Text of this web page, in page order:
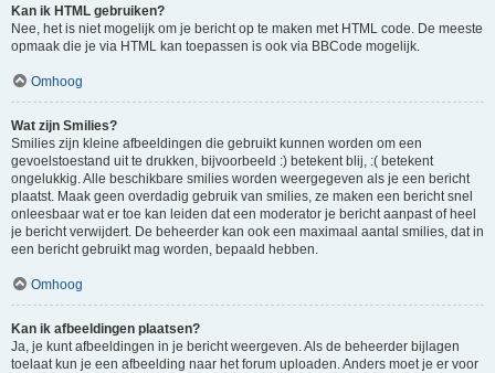
Kan ik HTML gebruiken?
Nee, het is niet mogelijk om je bericht op te maken met HTML code. De meeste
opmaak die je via HTML kan toepassen is ook via BBCode mogelijk.
Omhoog
Wat zijn Smilies?
Smilies zijn kleine afbeeldingen die gebruikt kunnen worden om een
gevoelstoestand uit te drukken, bijvoorbeeld :) betekent blij, :( betekent
ongelukkig. Alle beschikbare smilies worden weergegeven als je een bericht
plaatst. Maak geen overdadig gebruik van smilies, ze maken een bericht snel
onleesbaar wat er toe kan leiden dat een moderator je bericht aanpast of heel
je bericht verwijdert. De beheerder kan ook een maximaal aantal smilies, dat in
een bericht gebruikt mag worden, bepaald hebben.
Omhoog
Kan ik afbeeldingen plaatsen?
Ja, je kunt afbeeldingen in je bericht weergeven. Als de beheerder bijlagen
toelaat kun je een afbeelding naar het forum uploaden. Anders moet je er voor